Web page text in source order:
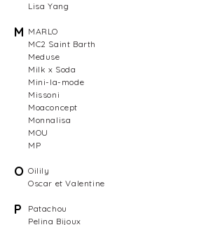
Lisa Yang
M MARLO
MC2 Saint Barth
Meduse
Milk x Soda
Mini-la-mode
Missoni
Moaconcept
Monnalisa
MOU
MP
O Oilily
Oscar et Valentine
P
Patachou
Pelina Bijoux